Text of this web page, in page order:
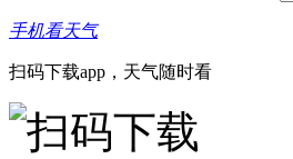
手机看天气
扫码下载app，天气随时看